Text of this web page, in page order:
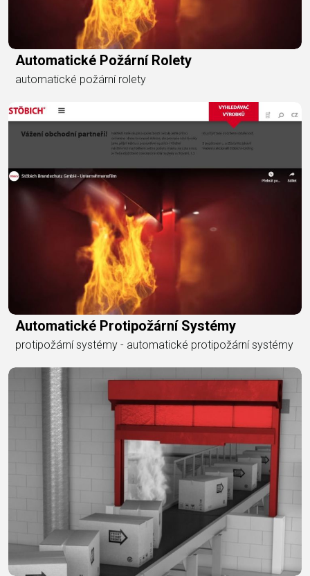
Automatické Požární Rolety
automatické požární rolety
Automatické Protipožární Systémy
protipožární systémy - automatické protipožární systémy